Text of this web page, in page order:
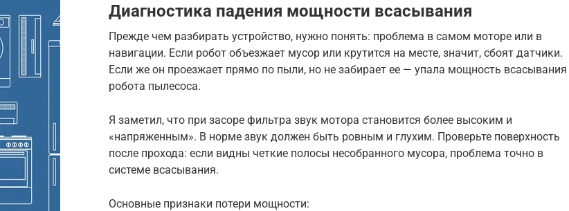
Диагностика падения мощности всасывания
Прежде чем разбирать устройство, нужно понять: проблема в самом моторе или в
навигации. Если робот объезжает мусор или крутится на месте, значит, сбоят датчики.
Если же он проезжает прямо по пыли, но не забирает ее — упала мощность всасывания
робота пылесоса.
Я заметил, что при засоре фильтра звук мотора становится более высоким и
«напряженным». В норме звук должен быть ровным и глухим. Проверьте поверхность
после прохода: если видны четкие полосы несобранного мусора, проблема точно в
системе всасывания.
Основные признаки потери мощности: